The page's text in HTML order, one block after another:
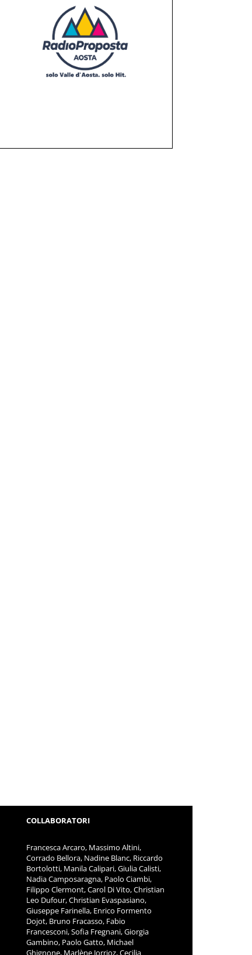
COLLABORATORI
Francesca Arcaro, Massimo Altini,
Corrado Bellora, Nadine Blanc, Riccardo
Bortolotti, Manila Calipari, Giulia Calisti,
Nadia Camposaragna, Paolo Ciambi,
Filippo Clermont, Carol Di Vito, Christian
Leo Dufour, Christian Evaspasiano,
Giuseppe Farinella, Enrico Formento
Dojot, Bruno Fracasso, Fabio
Francesconi, Sofia Fregnani, Giorgia
Gambino, Paolo Gatto, Michael
Ghignone, Marlène Jorrioz, Cecilia